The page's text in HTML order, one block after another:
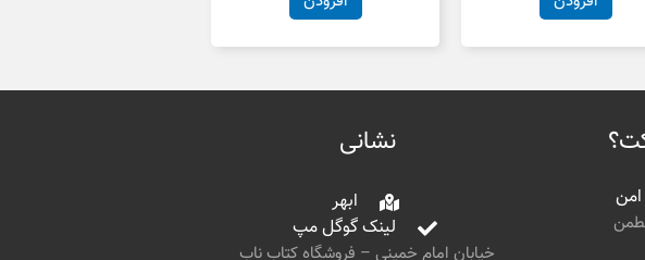
نشانی
ابهر
لینک گوگل مپ
خیابان امام خمینی – فروشگاه کتاب ناب